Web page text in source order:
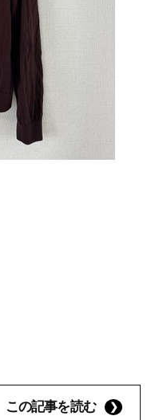
この記事を読む